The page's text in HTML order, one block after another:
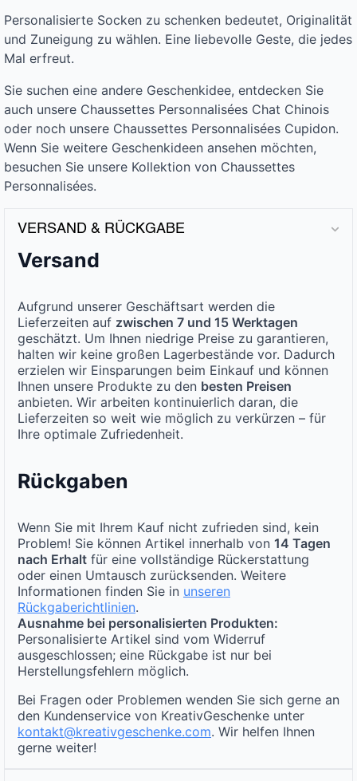
Personalisierte Socken zu schenken bedeutet, Originalität
und Zuneigung zu wählen. Eine liebevolle Geste, die jedes
Mal erfreut.
Sie suchen eine andere Geschenkidee, entdecken Sie
auch unsere Chaussettes Personnalisées Chat Chinois
oder noch unsere Chaussettes Personnalisées Cupidon.
Wenn Sie weitere Geschenkideen ansehen möchten,
besuchen Sie unsere Kollektion von Chaussettes
Personnalisées.
VERSAND & RÜCKGABE
Versand
Aufgrund unserer Geschäftsart werden die
Lieferzeiten auf zwischen 7 und 15 Werktagen
geschätzt. Um Ihnen niedrige Preise zu garantieren,
halten wir keine großen Lagerbestände vor. Dadurch
erzielen wir Einsparungen beim Einkauf und können
Ihnen unsere Produkte zu den besten Preisen
anbieten. Wir arbeiten kontinuierlich daran, die
Lieferzeiten so weit wie möglich zu verkürzen – für
Ihre optimale Zufriedenheit.
Rückgaben
Wenn Sie mit Ihrem Kauf nicht zufrieden sind, kein
Problem! Sie können Artikel innerhalb von 14 Tagen
nach Erhalt für eine vollständige Rückerstattung
oder einen Umtausch zurücksenden. Weitere
Informationen finden Sie in unseren
Rückgaberichtlinien.
Ausnahme bei personalisierten Produkten:
Personalisierte Artikel sind vom Widerruf
ausgeschlossen; eine Rückgabe ist nur bei
Herstellungsfehlern möglich.
Bei Fragen oder Problemen wenden Sie sich gerne an
den Kundenservice von KreativGeschenke unter
kontakt@kreativgeschenke.com. Wir helfen Ihnen
gerne weiter!